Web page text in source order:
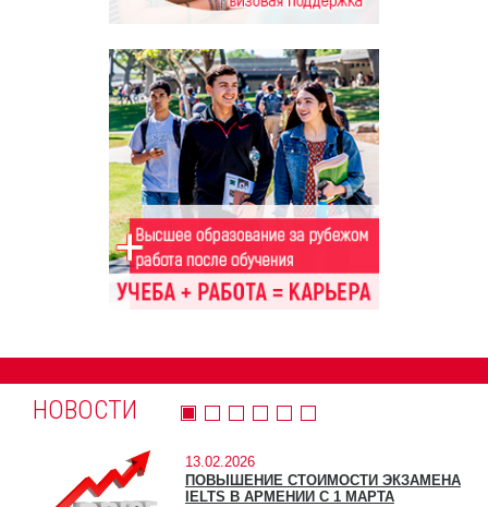
НОВОСТИ
13.02.2026
ПОВЫШЕНИЕ СТОИМОСТИ ЭКЗАМЕНА
IELTS В АРМЕНИИ С 1 МАРТА